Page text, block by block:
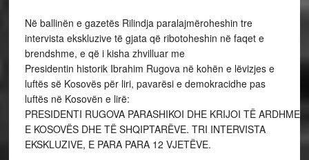
Në ballinën e gazetës Rilindja paralajmëroheshin tre
intervista ekskluzive të gjata që ribotoheshin në faqet e
brendshme, e që i kisha zhvilluar me
Presidentin historik Ibrahim Rugova në kohën e lëvizjes e
luftës së Kosovës për liri, pavarësi e demokracidhe pas
luftës në Kosovën e lirë:
PRESIDENTI RUGOVA PARASHIKOI DHE KRIJOI TË ARDHMEN
E KOSOVËS DHE TË SHQIPTARËVE. TRI INTERVISTA
EKSKLUZIVE, E PARA PARA 12 VJETËVE.